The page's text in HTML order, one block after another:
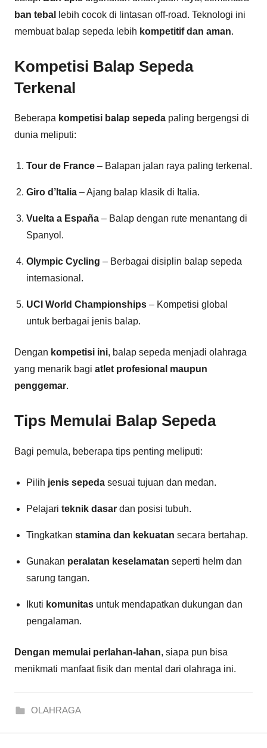
ban tebal
lebih cocok di lintasan off-road. Teknologi ini
membuat balap sepeda lebih kompetitif dan aman.
Kompetisi Balap Sepeda
Terkenal
Beberapa kompetisi balap sepeda paling bergengsi di
dunia meliputi:
Tour de France – Balapan jalan raya paling terkenal.
Giro d’Italia – Ajang balap klasik di Italia.
Vuelta a España – Balap dengan rute menantang di
Spanyol.
Olympic Cycling – Berbagai disiplin balap sepeda
internasional.
UCI World Championships – Kompetisi global
untuk berbagai jenis balap.
Dengan kompetisi ini, balap sepeda menjadi olahraga
yang menarik bagi atlet profesional maupun
penggemar.
Tips Memulai Balap Sepeda
Bagi pemula, beberapa tips penting meliputi:
Pilih jenis sepeda sesuai tujuan dan medan.
Pelajari teknik dasar dan posisi tubuh.
Tingkatkan stamina dan kekuatan secara bertahap.
Gunakan peralatan keselamatan seperti helm dan
sarung tangan.
Ikuti komunitas untuk mendapatkan dukungan dan
pengalaman.
Dengan memulai perlahan-lahan, siapa pun bisa
menikmati manfaat fisik dan mental dari olahraga ini.
OLAHRAGA